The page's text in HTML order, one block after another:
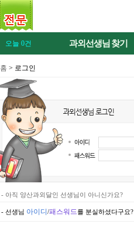
오늘 0건 과외선생님 찾기
홈 > 로그인
- 아직 양산과외달인 선생님이 아니신가요?
- 선생님 아이디 /패스워드를 분실하셨다구요?